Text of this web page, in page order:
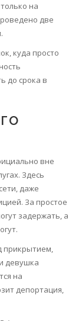
на
две
куда просто
до срока в
вне
Здесь
даже
За простое
задержать, а
прикрытием,
девушка
на
депортация,